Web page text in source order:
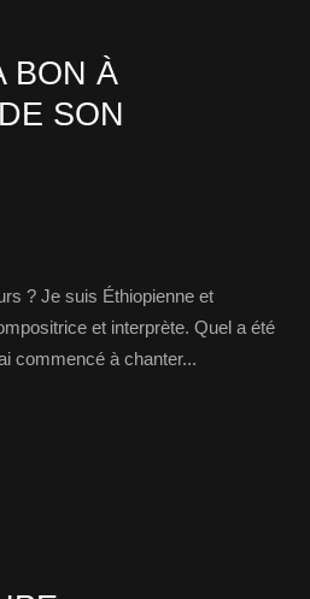
BON À
SON
? Je suis Éthiopienne et
et interprète. Quel a été
commencé à chanter...